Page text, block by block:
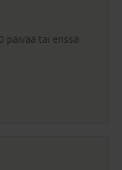
päivää tai erissä